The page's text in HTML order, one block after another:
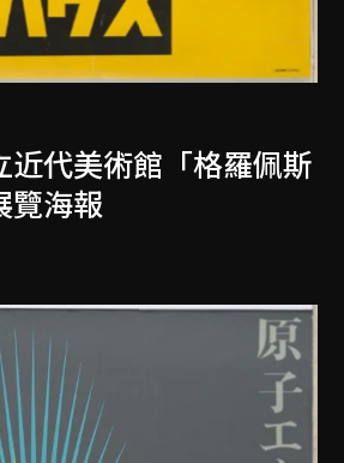
近代美術館「格羅佩斯
覽海報